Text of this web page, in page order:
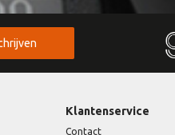
Klantenservice
Contact